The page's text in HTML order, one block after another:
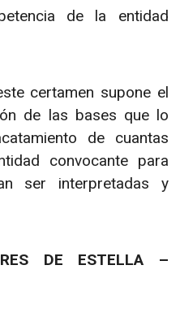
de la entidad
certamen supone el
de las bases que lo
de cuantas
convocante para
ser interpretadas y
DE ESTELLA –